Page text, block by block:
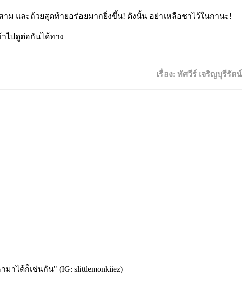
ม และถ้วยสุดท้ายอร่อยมากยิ่งขึ้น! ดังนั้น อย่าเหลือชาไว้ในกานะ!
ไปดูต่อกันได้ทาง
เรื่อง: ทัศวีร์ เจริญบุรีรัตน์
าได้ก็เช่นกัน" (IG: slittlemonkiiez)